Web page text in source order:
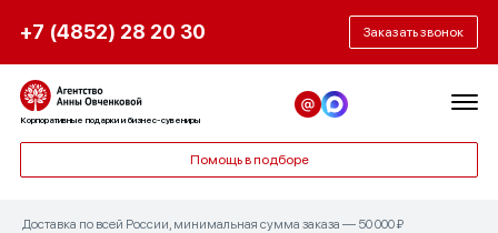
+7 (4852) 28 20 30 Заказать звонок
Корпоративные подарки и бизнес-сувениры
Помощь в подборе
Доставка по всей России, минимальная сумма заказа — 50 000 ₽